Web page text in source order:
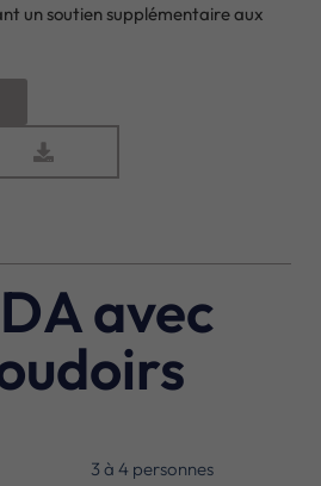
un soutien supplémentaire aux
avec
3 à 4 personnes